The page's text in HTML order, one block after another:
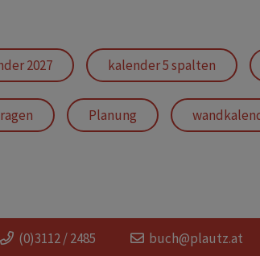
2027 kalender 5 spalten
Planung
planer 5 spalten
(0)3112 / 2485 buch@plautz.at